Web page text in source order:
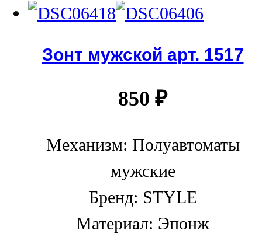
Зонт мужской арт. 1517
850 ₽
Механизм: Полуавтоматы
мужские
Бренд: STYLE
Материал: Эпонж